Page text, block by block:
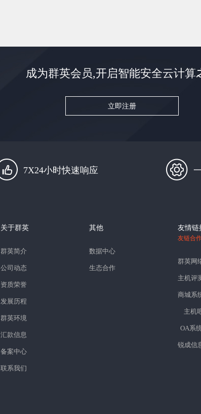
成为群英会员,开启智能安全云计算
立即注册
7X24小时快速响应
关于群英
群英简介
公司动态
资质荣誉
发展历程
群英环境
汇款信息
备案中心
联系我们
其他
数据中心
生态合作
友情链
友链合
群英网
主机评
商城系
主机
OA系
锐成信